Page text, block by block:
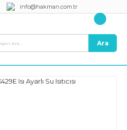
info@hakman.com.tr
Ara